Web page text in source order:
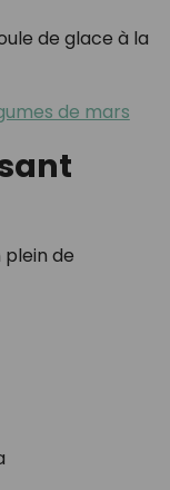
de glace à la
de mars
de